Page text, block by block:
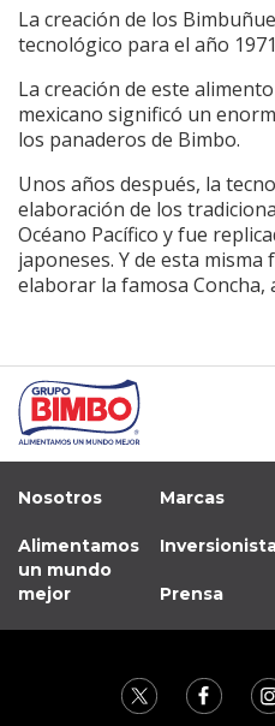
La creación de los
tecnológico para el año
La creación de este
mexicano significó un
los panaderos de Bimbo.
Unos años después, la
elaboración de los
Océano Pacífico y fue
japoneses. Y de esta misma
elaborar la famosa Concha,
Nosotros
Alimentamos
un mundo
mejor
Marcas
Prensa